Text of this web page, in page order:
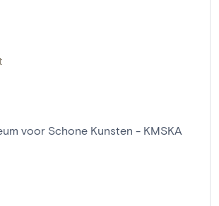
voor Schone Kunsten - KMSKA